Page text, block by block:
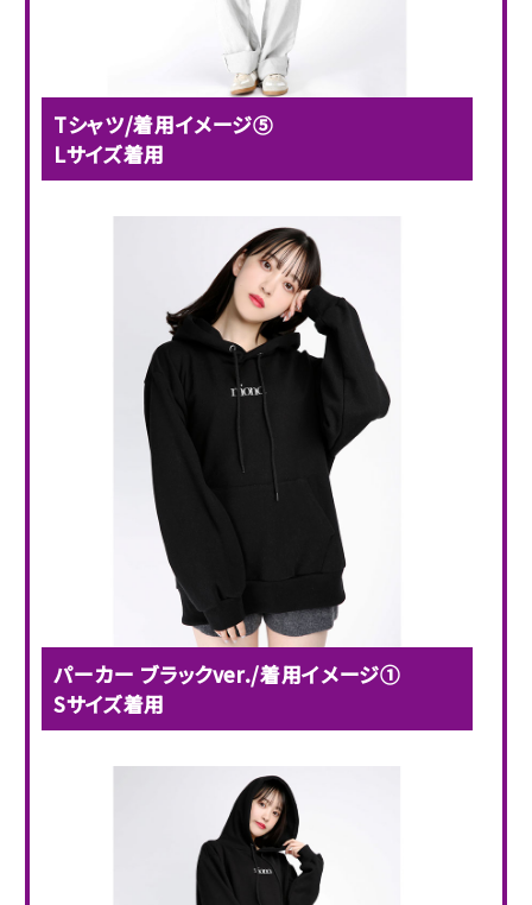
Tシャツ/着用イメージ⑤
Lサイズ着用
パーカー ブラックver./着用イメージ①
Sサイズ着用